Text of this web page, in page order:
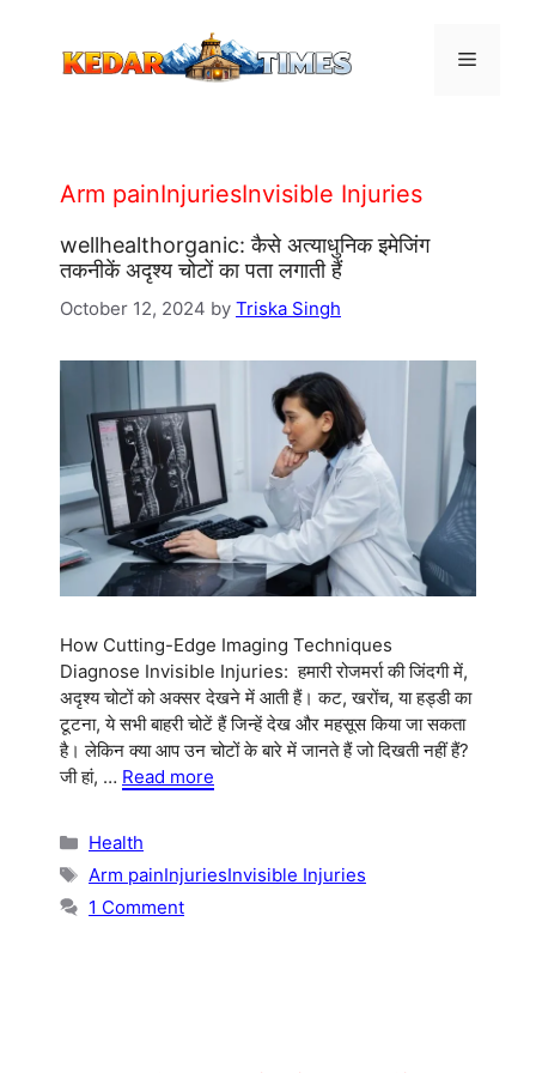
Menu
Arm painInjuriesInvisible Injuries
wellhealthorganic: कैसे अत्याधुनिक इमेजिंग
तकनीकें अदृश्य चोटों का पता लगाती हैं
October 12, 2024 by Triska Singh
How Cutting-Edge Imaging Techniques
Diagnose Invisible Injuries: हमारी रोजमर्रा की जिंदगी में,
अदृश्य चोटों को अक्सर देखने में आती हैं। कट, खरोंच, या हड्डी का
टूटना, ये सभी बाहरी चोटें हैं जिन्हें देख और महसूस किया जा सकता
है। लेकिन क्या आप उन चोटों के बारे में जानते हैं जो दिखती नहीं हैं?
जी हां, … Read more
Categories
Health
Tags
Arm painInjuriesInvisible Injuries
1 Comment